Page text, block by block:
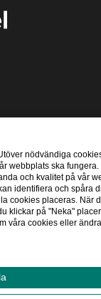
nödvändiga
webbplats ska fungera.
och kvalitet på vår
identifiera och spåra
cookies placeras. När
klickar på "Neka"
våra cookies eller